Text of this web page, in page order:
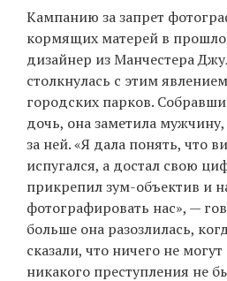
Кампанию за запрет
кормящих матерей в
дизайнер из Манчестера
столкнулась с этим
городских парков.
дочь, она заметила
за ней. «Я дала понять, что
испугался, а достал свою
прикрепил зум-объектив и
фотографировать нас», —
больше она разозлилась,
сказали, что ничего не
никакого преступления не